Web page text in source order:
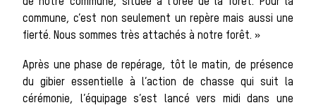
Héritage
Histoire de la
commune, c’est non seulement un repère mais aussi une
fierté. Nous sommes très attachés à notre forêt. »
Après une phase de repérage, tôt le matin, de présence
du gibier essentielle à l’action de chasse qui suit la
cérémonie, l’équipage s’est lancé vers midi dans une